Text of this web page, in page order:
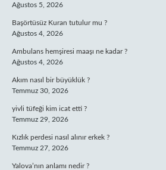
Ağustos 5, 2026
Başörtüsüz Kuran tutulur mu ?
Ağustos 4, 2026
Ambulans hemşiresi maaşı ne kadar ?
Ağustos 4, 2026
Akım nasıl bir büyüklük ?
Temmuz 30, 2026
yivli tüfeği kim icat etti ?
Temmuz 29, 2026
Kızlık perdesi nasıl alınır erkek ?
Temmuz 27, 2026
Yalova’nın anlamı nedir ?